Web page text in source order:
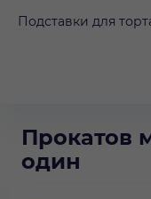
Подставки для
Прокатов
один